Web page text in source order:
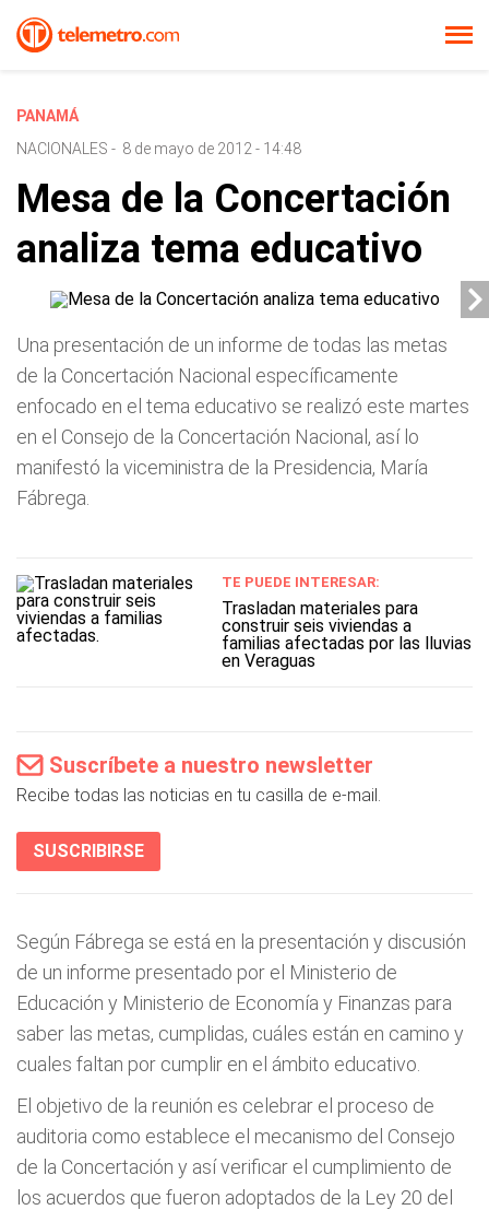
PANAMÁ
NACIONALES - 8 de mayo de 2012 - 14:48
Mesa de la Concertación
analiza tema educativo
Una presentación de un informe de todas las metas
de la Concertación Nacional específicamente
enfocado en el tema educativo se realizó este martes
en el Consejo de la Concertación Nacional, así lo
manifestó la viceministra de la Presidencia, María
Fábrega.
TE PUEDE INTERESAR:
Trasladan materiales para
construir seis viviendas a
familias afectadas por las lluvias
en Veraguas
Suscríbete a nuestro newsletter
Recibe todas las noticias en tu casilla de e-mail.
SUSCRIBIRSE
Según Fábrega se está en la presentación y discusión
de un informe presentado por el Ministerio de
Educación y Ministerio de Economía y Finanzas para
saber las metas, cumplidas, cuáles están en camino y
cuales faltan por cumplir en el ámbito educativo.
El objetivo de la reunión es celebrar el proceso de
auditoria como establece el mecanismo del Consejo
de la Concertación y así verificar el cumplimiento de
los acuerdos que fueron adoptados de la Ley 20 del